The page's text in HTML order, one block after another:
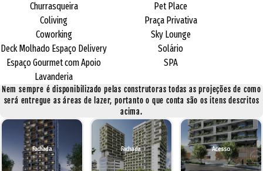
Churrasqueira
Coliving
Coworking
Deck Molhado Espaço Delivery
Espaço Gourmet com Apoio
Lavanderia
Pet Place
Praça Privativa
Sky Lounge
Solário
SPA
Nem sempre é disponibilizado pelas construtoras todas as projeções de como
será entregue as áreas de lazer, portanto o que conta são os itens descritos
acima.
Fachada Fachada Acesso